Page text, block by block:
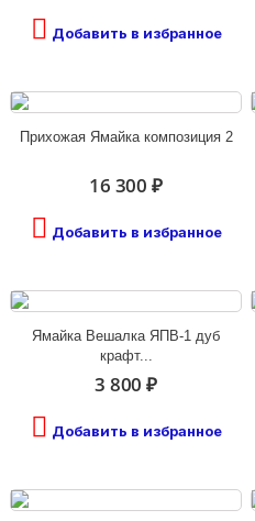
Добавить в избранное
Прихожая Ямайка композиция 2
16 300 ₽
Добавить в избранное
Ямайка Вешалка ЯПВ-1 дуб
крафт...
3 800 ₽
Добавить в избранное